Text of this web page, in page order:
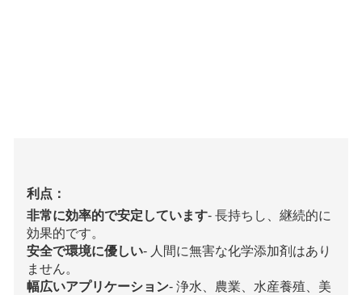
利点：
非常に効率的で安定しています- 長持ちし、継続的に
効果的です。
安全で環境に優しい- 人間に無害な化学添加剤はあり
ません。
幅広いアプリケーション- 浄水、農業、水産養殖、美